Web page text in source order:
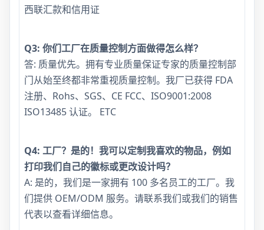
西联汇款和信用证
Q3: 你们工厂在质量控制方面做得怎么样？
答: 质量优先。拥有专业质量保证专家的质量控制部
门从始至终都非常重视质量控制。我厂已获得 FDA
注册、Rohs、SGS、CE FCC、ISO9001:2008
ISO13485 认证。 ETC
Q4: 工厂？是的！我可以定制我喜欢的物品，例如
打印我们自己的徽标或更改设计吗？
A: 是的，我们是一家拥有 100 多名员工的工厂。我
们提供 OEM/ODM 服务。请联系我们或我们的销售
代表以查看详细信息。